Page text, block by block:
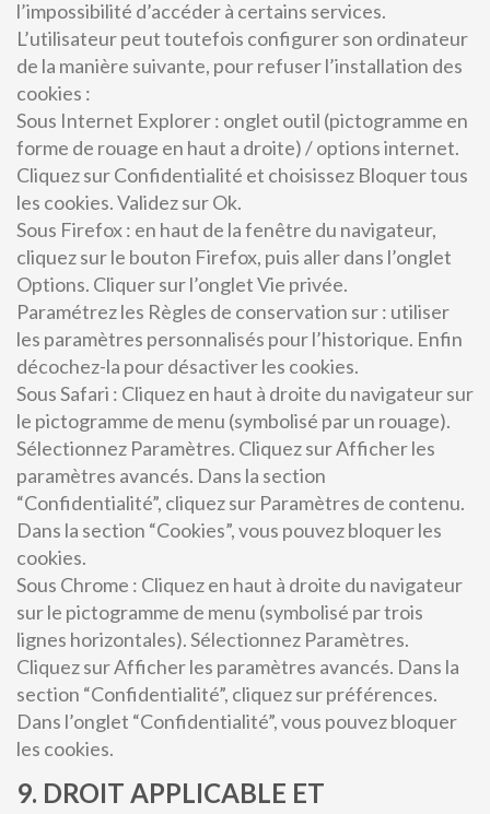
l’impossibilité d’accéder à certains services.
L’utilisateur peut toutefois configurer son ordinateur
de la manière suivante, pour refuser l’installation des
cookies :
Sous Internet Explorer : onglet outil (pictogramme en
forme de rouage en haut a droite) / options internet.
Cliquez sur Confidentialité et choisissez Bloquer tous
les cookies. Validez sur Ok.
Sous Firefox : en haut de la fenêtre du navigateur,
cliquez sur le bouton Firefox, puis aller dans l’onglet
Options. Cliquer sur l’onglet Vie privée.
Paramétrez les Règles de conservation sur : utiliser
les paramètres personnalisés pour l’historique. Enfin
décochez-la pour désactiver les cookies.
Sous Safari : Cliquez en haut à droite du navigateur sur
le pictogramme de menu (symbolisé par un rouage).
Sélectionnez Paramètres. Cliquez sur Afficher les
paramètres avancés. Dans la section
“Confidentialité”, cliquez sur Paramètres de contenu.
Dans la section “Cookies”, vous pouvez bloquer les
cookies.
Sous Chrome : Cliquez en haut à droite du navigateur
sur le pictogramme de menu (symbolisé par trois
lignes horizontales). Sélectionnez Paramètres.
Cliquez sur Afficher les paramètres avancés. Dans la
section “Confidentialité”, cliquez sur préférences.
Dans l’onglet “Confidentialité”, vous pouvez bloquer
les cookies.
9. DROIT APPLICABLE ET